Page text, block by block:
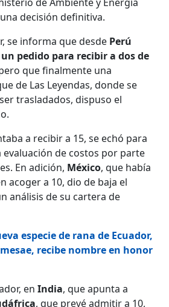
decisión definitiva.
se informa que desde Perú
pedido para recibir a dos de
que finalmente una
de Las Leyendas, donde se
trasladados, dispuso el
a recibir a 15, se echó para
evaluación de costos por parte
En adición, México, que había
acoger a 10, dio de baja el
análisis de su cartera de
especie de rana de Ecuador,
recibe nombre en honor
enIndia, que apunta a
, que prevé admitir a 10,